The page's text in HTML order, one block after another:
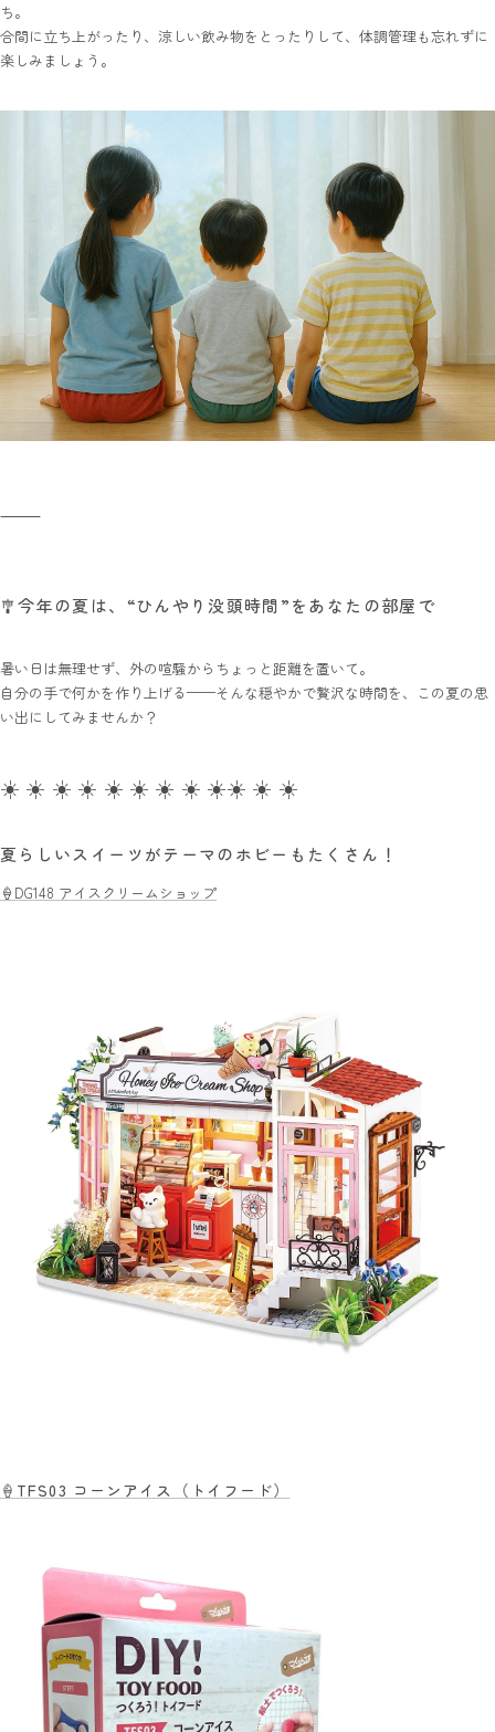
ち。
合間に立ち上がったり、涼しい飲み物をとったりして、体調管理も忘れずに
楽しみましょう。
⸻
🎐今年の夏は、“ひんやり没頭時間”をあなたの部屋で
暑い日は無理せず、外の喧騒からちょっと距離を置いて。
自分の手で何かを作り上げる——そんな穏やかで贅沢な時間を、この夏の思
い出にしてみませんか？
☀️ ☀️ ☀️ ☀️ ☀️ ☀️ ☀️ ☀️ ☀️☀️ ☀️ ☀️
夏らしいスイーツがテーマのホビーもたくさん！
🍦DG148 アイスクリームショップ
🍦TFS03 コーンアイス（トイフード）